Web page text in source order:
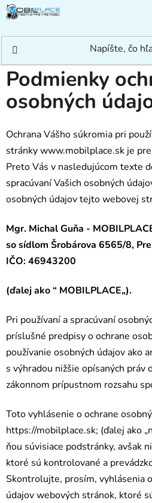
Prejsť
na
Podmienky ochrany osobných údajov
Podmienky
osobných
Ochrana Vášho súkromia pri
stránky www.mobilplace.sk je
Preto Vás v nasledujúcom texte
spracúvaní Vašich osobných
osobných údajov tejto webovej
Mgr. Michal Guňa -
so sídlom Šrobárova 6565/8,
IČO: 46943200
(ďalej ako “ MOBILPLACE„).
Pri používaní a spracúvaní
príslušné predpisy o ochrane
používanie osobných údajov ako
s výhradou nižšie opísaných práv
zákonnom prípustnom rozsahu
Toto vyhlásenie o ochrane
https://mobilplace.sk; (ďalej ako
ňou súvisiace podstránky, avšak
ktoré sú kontrolované a
Skontrolujte, prosím, vyhlásenia
údajov webových stránok, ktoré